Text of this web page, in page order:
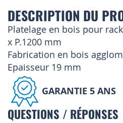
DESCRIPTION DU
Platelage en bois pour
x P.1200 mm
Fabrication en bois
Epaisseur 19 mm
GARANTIE 5 ANS
QUESTIONS / RÉPONSES